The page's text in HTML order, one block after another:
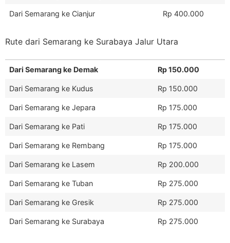
Dari Semarang ke Cianjur Rp 400.000
Rute dari Semarang ke Surabaya Jalur Utara
Dari Semarang ke Demak Rp 150.000
Dari Semarang ke Kudus Rp 150.000
Dari Semarang ke Jepara Rp 175.000
Dari Semarang ke Pati Rp 175.000
Dari Semarang ke Rembang Rp 175.000
Dari Semarang ke Lasem Rp 200.000
Dari Semarang ke Tuban Rp 275.000
Dari Semarang ke Gresik Rp 275.000
Dari Semarang ke Surabaya Rp 275.000